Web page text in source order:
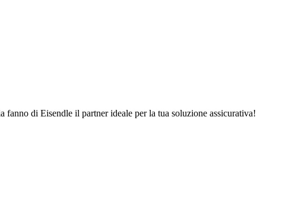
fanno di Eisendle il partner ideale per la tua soluzione assicurativa!